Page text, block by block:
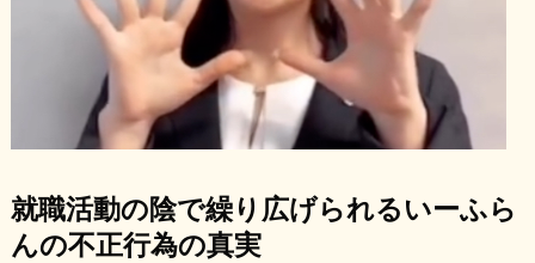
就職活動の陰で繰り広げられるいーふら
んの不正行為の真実